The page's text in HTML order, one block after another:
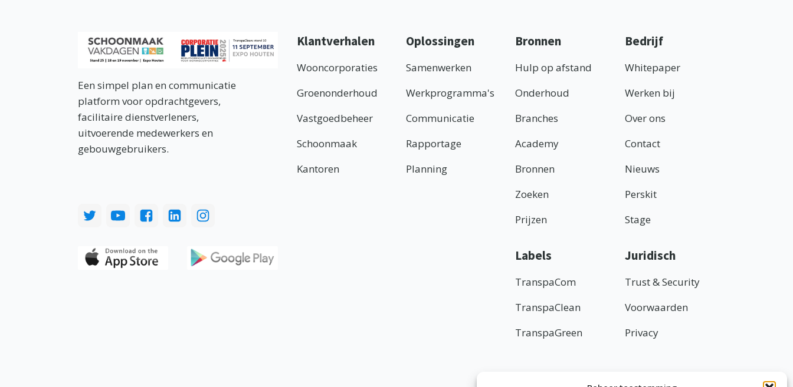
Een simpel plan en communicatie
platform voor opdrachtgevers,
facilitaire dienstverleners,
uitvoerende medewerkers en
gebouwgebruikers.
Klantverhalen
Wooncorporaties
Groenonderhoud
Vastgoedbeheer
Schoonmaak
Kantoren
Oplossingen
Samenwerken
Werkprogramma's
Communicatie
Rapportage
Planning
Bronnen
Hulp op afstand
Onderhoud
Branches
Academy
Bronnen
Zoeken
Prijzen
Labels
TranspaCom
TranspaClean
TranspaGreen
Bedrijf
Whitepaper
Werken bij
Over ons
Contact
Nieuws
Perskit
Stage
Juridisch
Trust & Security
Voorwaarden
Privacy